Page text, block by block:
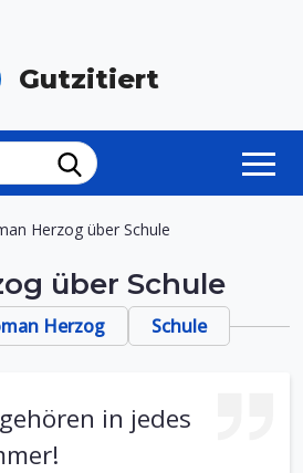
Gutzitiert
Herzog über Schule
über Schule
Herzog Schule
in jedes